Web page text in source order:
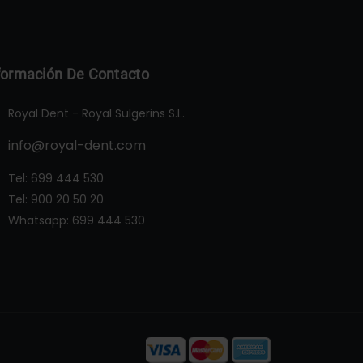
De Contacto
Royal Dent - Royal Sulgerins S.L.
info@royal-dent.com
Tel: 699 444 530
Tel: 900 20 50 20
Whatsapp: 699 444 530